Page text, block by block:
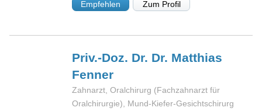
Empfehlen Zum Profil
Priv.-Doz. Dr. Dr. Matthias
Fenner
Zahnarzt, Oralchirurg (Fachzahnarzt für
Oralchirurgie), Mund-Kiefer-Gesichtschirurg